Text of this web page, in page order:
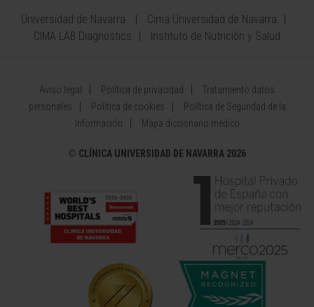
Universidad de Navarra
Cima Universidad de Navarra
CIMA LAB Diagnostics
Instituto de Nutrición y Salud
Aviso legal Política de privacidad
Tratamiento datos
personales
Política de cookies
Política de Seguridad de la
Información
Mapa diccionario médico
© CLÍNICA UNIVERSIDAD DE NAVARRA 2026